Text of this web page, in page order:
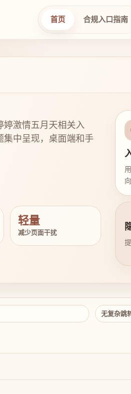
首页 合规入口指南
婷激情五月天相关入
中呈现，桌面端和手
轻量
减少页面干扰
无复杂跳